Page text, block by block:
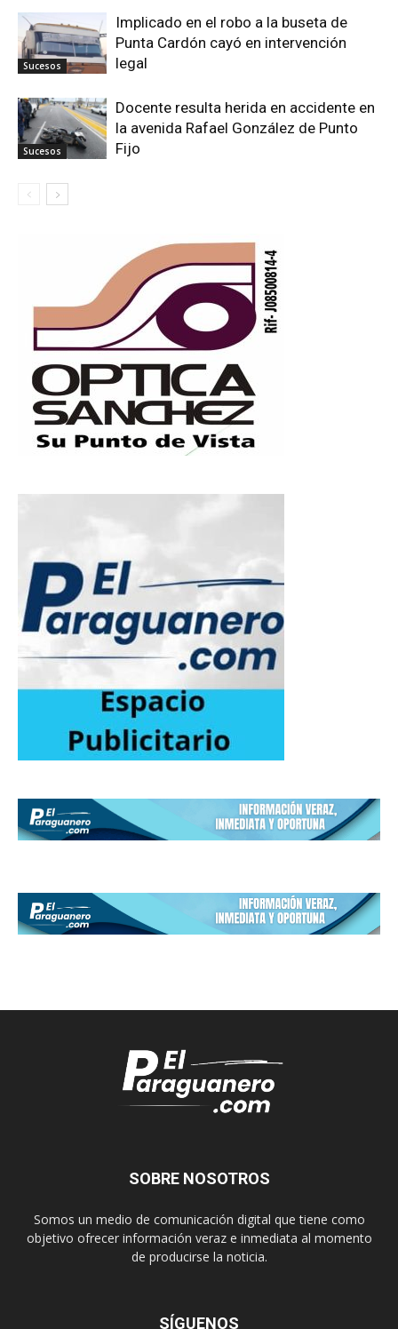
Sucesos
Implicado en el robo a la buseta de
Punta Cardón cayó en intervención
legal
Sucesos
Docente resulta herida en accidente en
la avenida Rafael González de Punto
Fijo
SOBRE NOSOTROS
Somos un medio de comunicación digital que tiene como
objetivo ofrecer información veraz e inmediata al momento
de producirse la noticia.
SÍGUENOS